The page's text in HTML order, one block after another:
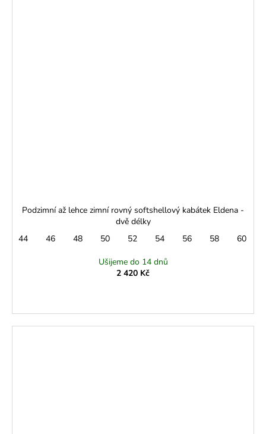
Podzimní až lehce zimní rovný softshellový kabátek Eldena -
dvě délky
44
46 48 50 52 54 56 58 60
Ušijeme do 14 dnů
2 420 Kč